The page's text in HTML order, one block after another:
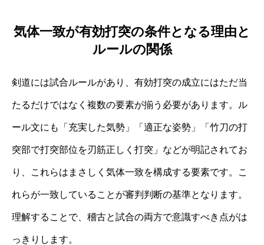
気体一致が有効打突の条件となる理由と
ルールの関係
剣道には試合ルールがあり、有効打突の成立にはただ当
たるだけではなく複数の要素が揃う必要があります。ル
ール文にも「充実した気勢」「適正な姿勢」「竹刀の打
突部で打突部位を刃筋正しく打突」などが明記されてお
り、これらはまさしく気体一致を構成する要素です。こ
れらが一致していることが審判判断の基準となります。
理解することで、稽古と試合の両方で意識すべき点がは
っきりします。